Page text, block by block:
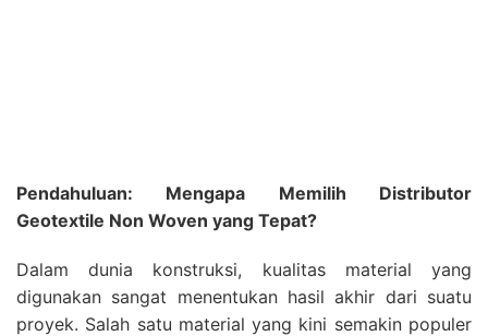
Pendahuluan: Mengapa Memilih Distributor
Geotextile Non Woven yang Tepat?
Dalam dunia konstruksi, kualitas material yang
digunakan sangat menentukan hasil akhir dari suatu
proyek. Salah satu material yang kini semakin populer